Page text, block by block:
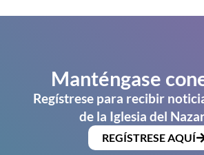
Manténgase
Regístrese para recibir
de la Iglesia del
REGÍSTRESE AQUÍ